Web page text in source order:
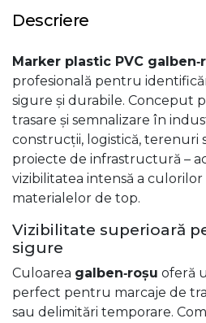
Descriere
Marker plastic PVC
profesională pentru
sigure și durabile. Conceput
trasare și semnalizare în
construcții, logistică, terenuri
proiecte de infrastructură –
vizibilitatea intensă a
materialelor de top.
Vizibilitate superioară
sigure
Culoarea galben‑roșu oferă
perfect pentru marcaje de
sau delimitări temporare.